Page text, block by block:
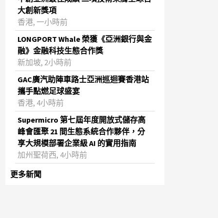
大創新獎項
香港, 一小時前
LONGPORT Whale 榮獲《亞洲銀行與金
融》金融科技生態合作獎
新加坡, 2小時前
GAC廣汽助陣車路士亞洲巡迴賽香港站
攜手點燃足球盛宴
香港, 4小時前
Supermicro 第七屆年度開放式儲存高
峰會匯聚 21 間生態系統合作夥伴，分
享大規模部署企業級 AI 的實用指南
加州聖荷西, 4小時前
更多新聞